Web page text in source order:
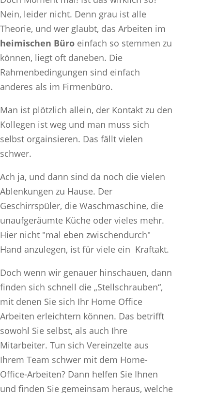
Nein, leider nicht. Denn grau ist alle
Theorie, und wer glaubt, das Arbeiten im
heimischen Büro einfach so stemmen zu
können, liegt oft daneben. Die
Rahmenbedingungen sind einfach
anderes als im Firmenbüro.
Man ist plötzlich allein, der Kontakt zu den
Kollegen ist weg und man muss sich
selbst orgainsieren. Das fällt vielen
schwer.
Ach ja, und dann sind da noch die vielen
Ablenkungen zu Hause. Der
Geschirrspüler, die Waschmaschine, die
unaufgeräumte Küche oder vieles mehr.
Hier nicht "mal eben zwischendurch"
Hand anzulegen, ist für viele ein Kraftakt.
Doch wenn wir genauer hinschauen, dann
finden sich schnell die „Stellschrauben“,
mit denen Sie sich Ihr Home Office
Arbeiten erleichtern können. Das betrifft
sowohl Sie selbst, als auch Ihre
Mitarbeiter. Tun sich Vereinzelte aus
Ihrem Team schwer mit dem Home-
Office-Arbeiten? Dann helfen Sie Ihnen
und finden Sie gemeinsam heraus, welche